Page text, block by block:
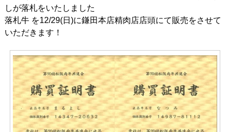
しが落札をいたしました
落札牛 を12/29(日)に鎌田本店精肉店店頭にて販売をさせて
いただきます！